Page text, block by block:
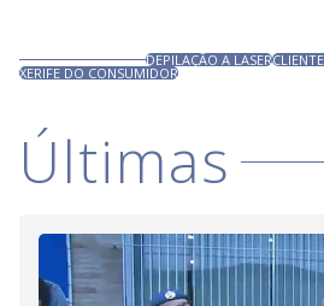
DEPILAÇÃO A LASER
XERIFE DO CONSUMIDOR
Últimas